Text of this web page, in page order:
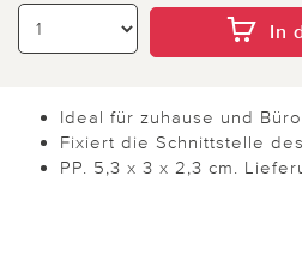
In
Ideal für zuhause und Büro
Fixiert die Schnittstelle
PP. 5,3 x 3 x 2,3 cm.